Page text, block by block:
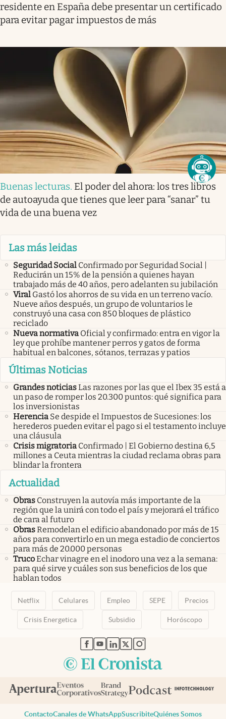
residente en España debe presentar un certificado
para evitar pagar impuestos de más
Buenas lecturas. El poder del ahora: los tres libros
de autoayuda que tienes que leer para “sanar” tu
vida de una buena vez
Las más leidas
Seguridad Social Confirmado por Seguridad Social |
Reducirán un 15% de la pensión a quienes hayan
trabajado más de 40 años, pero adelanten su jubilación
Viral Gastó los ahorros de su vida en un terreno vacío.
Nueve años después, un grupo de voluntarios le
construyó una casa con 850 bloques de plástico
reciclado
Nueva normativa Oficial y confirmado: entra en vigor la
ley que prohíbe mantener perros y gatos de forma
habitual en balcones, sótanos, terrazas y patios
Últimas Noticias
Grandes noticiasLas razones por las que el Ibex 35 está a
un paso de romper los 20.300 puntos: qué significa para
los inversionistas
Herencia Se despide el Impuestos de Sucesiones: los
herederos pueden evitar el pago si el testamento incluye
una cláusula
Crisis migratoria Confirmado | El Gobierno destina 6,5
millones a Ceuta mientras la ciudad reclama obras para
blindar la frontera
Actualidad
Obras Construyen la autovía más importante de la
región que la unirá con todo el país y mejorará el tráfico
de cara al futuro
ObrasRemodelan el edificio abandonado por más de 15
años para convertirlo en un mega estadio de conciertos
para más de 20.000 personas
TrucoEchar vinagre en el inodoro una vez a la semana:
para qué sirve y cuáles son sus beneficios de los que
hablan todos
Netflix Celulares Empleo SEPE Precios
Crisis Energetica Subsidio Horóscopo
abre en nueva pestaña
abre en nueva pestaña
abre en nueva pestaña
abre en nueva pestaña
abre en nueva pestaña
ContactoCanales de WhatsAppSuscribiteQuiénes Somos